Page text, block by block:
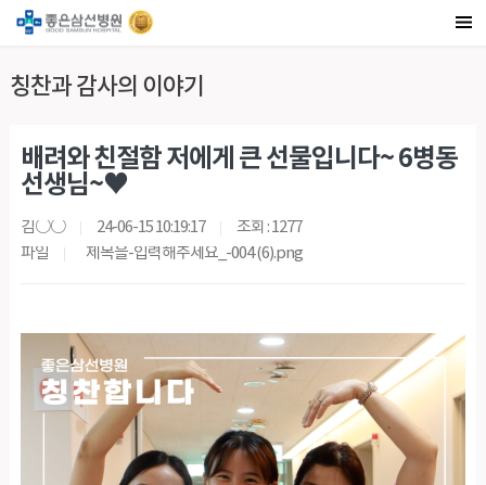
칭찬과 감사의 이야기
배려와 친절함 저에게 큰 선물입니다~ 6병동
선생님~♥
김○○ 24-06-15 10:19:17
조회 : 1277
파일
제목을-입력해주세요_-004 (6).png